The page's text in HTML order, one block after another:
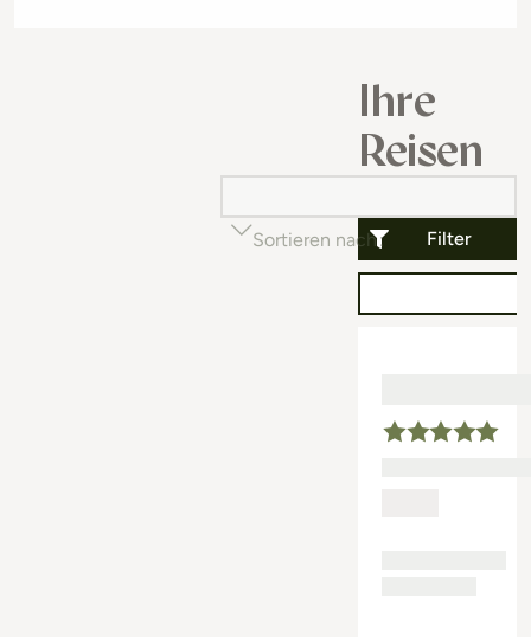
Ihre
Reisen
Filter
Sortieren nach Beliebtheit